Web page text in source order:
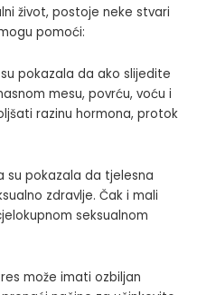
život, postoje neke stvari
pomoći:
pokazala da ako slijedite
mesu, povrću, voću i
razinu hormona, protok
su pokazala da tjelesna
zdravlje. Čak i mali
seksualnom
može imati ozbiljan